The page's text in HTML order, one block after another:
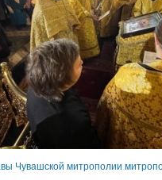
Чувашской митрополии